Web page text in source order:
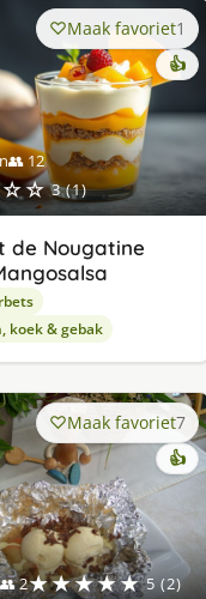
👥 12
3 (1)
Maak favoriet1
👍
de Nougatine
koek & gebak
👥 2★★★★★ 5 (2)
Maak favoriet7
👍